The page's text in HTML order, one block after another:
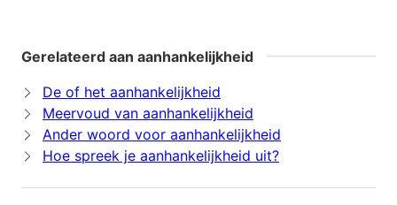
Gerelateerd aan aanhankelijkheid
De of het aanhankelijkheid
Meervoud van aanhankelijkheid
Ander woord voor aanhankelijkheid
Hoe spreek je aanhankelijkheid uit?